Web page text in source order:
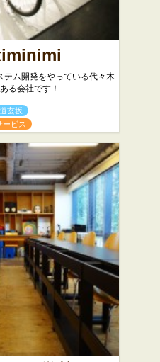
テム開発をやっている代々木
る会社です！
道玄坂
ービス